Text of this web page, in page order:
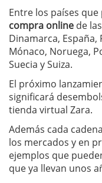
Entre los países
compra online de
Dinamarca, España,
Mónaco, Noruega,
Suecia y Suiza.
El próximo
significará
tienda virtual Zara.
Además cada
los mercados y en
ejemplos que
que ya llevan unos